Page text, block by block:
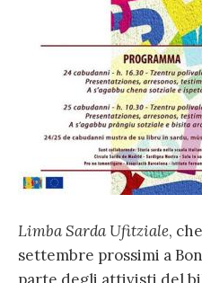
Limba Sarda Ufitziale,
settembre prossimi a